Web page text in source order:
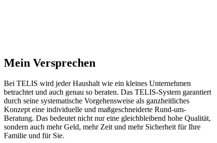
Mein Versprechen
Bei TELIS wird jeder Haushalt wie ein kleines Unternehmen
betrachtet und auch genau so beraten. Das TELIS-System garantiert
durch seine systematische Vorgehensweise als ganzheitliches
Konzept eine individuelle und maßgeschneiderte Rund-um-
Beratung. Das bedeutet nicht nur eine gleichbleibend hohe Qualität,
sondern auch mehr Geld, mehr Zeit und mehr Sicherheit für Ihre
Familie und für Sie.